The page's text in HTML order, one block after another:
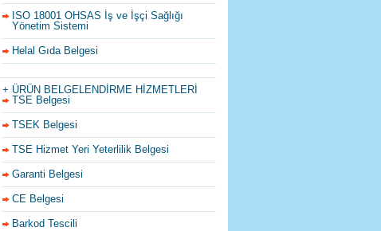
ISO 18001 OHSAS İş ve İşçi Sağlığı
Yönetim Sistemi
Helal Gıda Belgesi
+ ÜRÜN BELGELENDİRME HİZMETLERİ
TSE Belgesi
TSEK Belgesi
TSE Hizmet Yeri Yeterlilik Belgesi
Garanti Belgesi
CE Belgesi
Barkod Tescili